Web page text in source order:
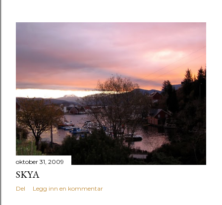
l
e
g
g
oktober 31, 2009
SKYA
Del Legg inn en kommentar